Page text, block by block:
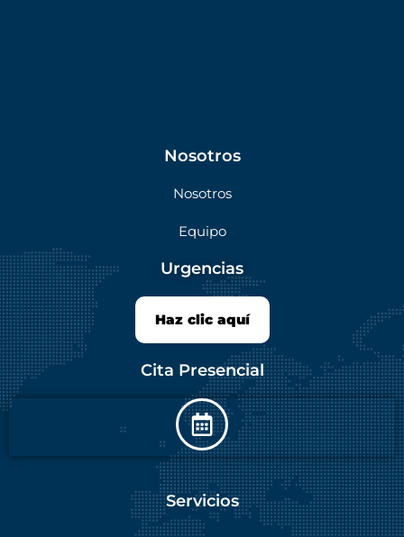
Nosotros
Nosotros
Equipo
Urgencias
Haz clic aquí
Cita Presencial
Servicios